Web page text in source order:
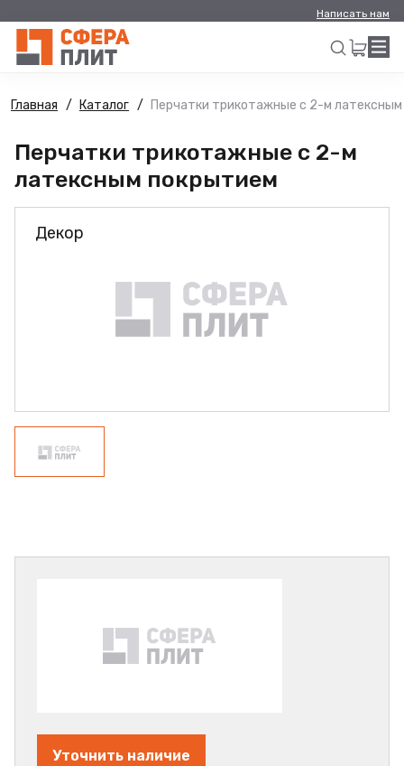
Написать нам
Искать
Главная Каталог Перчатки трикотажные с 2-м
Перчатки трикотажные с 2-м
латексным покрытием
Декор
Уточнить наличие